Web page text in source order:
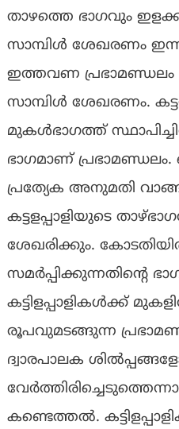
താഴത്തെ ഭാഗവും
സാമ്പിൾ ശേഖരണം
ഇത്തവണ
സാമ്പിൾ ശേഖരണം.
മുകൾഭാഗത്ത്
ഭാഗമാണ്
പ്രത്യേക അനുമതി
കട്ടളപ്പാളിയുടെ
ശേഖരിക്കും.
സമർപ്പിക്കുന്നതിന്റെ
കട്ടിളപ്പാളികൾക്ക്
രൂപവുമടങ്ങുന്ന
ദ്വാരപാലക
കണ്ടെത്തൽ.